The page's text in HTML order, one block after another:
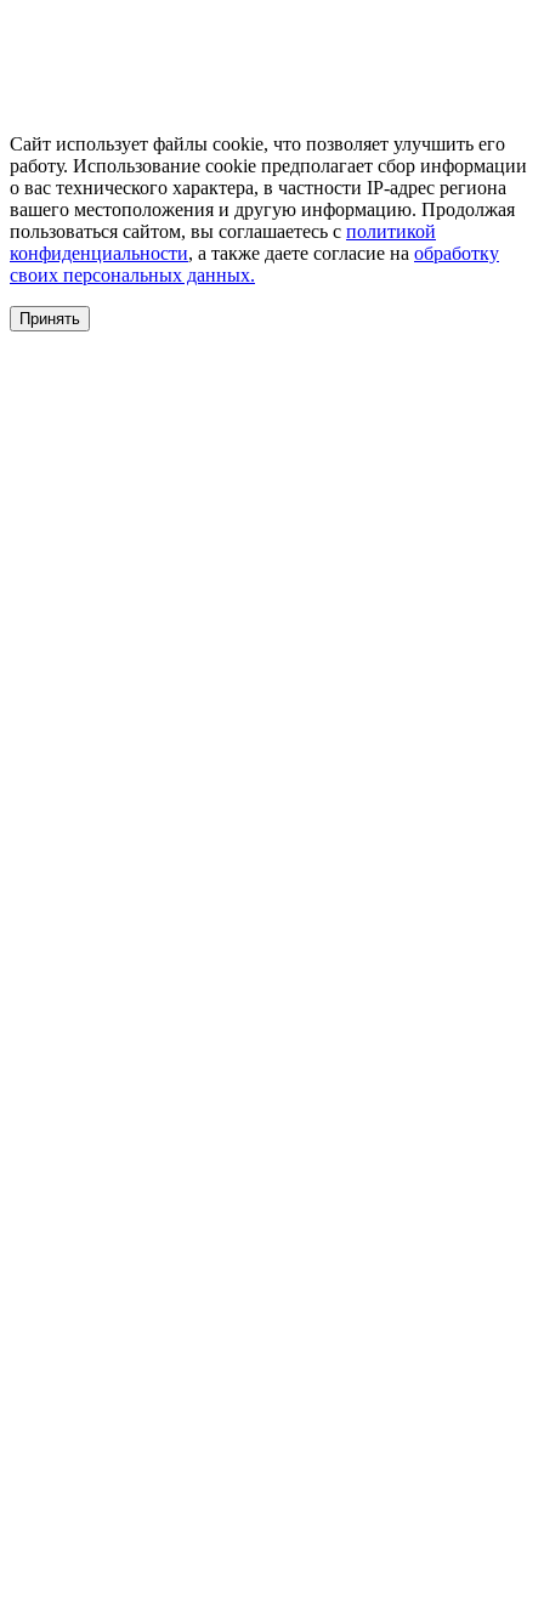
Сайт использует файлы cookie, что позволяет улучшить его
работу. Использование cookie предполагает сбор информации
о вас технического характера, в частности IP-адрес региона
вашего местоположения и другую информацию. Продолжая
пользоваться сайтом, вы соглашаетесь с политикой
конфиденциальности, а также даете согласие на обработку
своих персональных данных.
Принять